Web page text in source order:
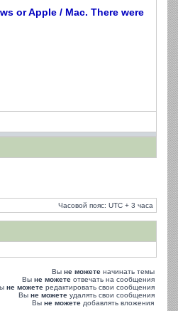
or Apple / Mac. There were
Часовой пояс: UTC + 3 часа
Вы не можете начинать темы
Вы не можете отвечать на сообщения
не можете редактировать свои сообщения
Вы не можете удалять свои сообщения
Вы не можете добавлять вложения